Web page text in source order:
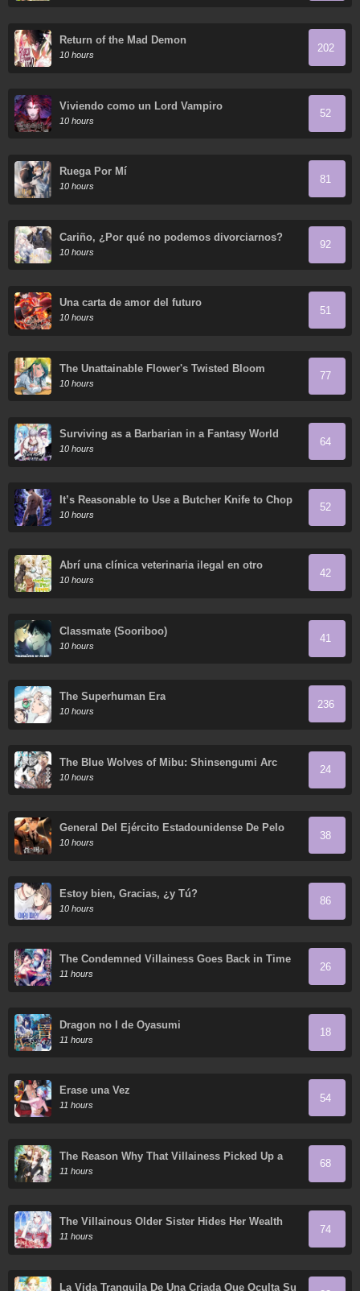
Return of the Mad Demon
10 hours
202
Viviendo como un Lord Vampiro
10 hours
52
Ruega Por Mí
10 hours
81
Cariño, ¿Por qué no podemos divorciarnos?
10 hours
92
Una carta de amor del futuro
10 hours
51
The Unattainable Flower's Twisted Bloom
10 hours
77
Surviving as a Barbarian in a Fantasy World
10 hours
64
It’s Reasonable to Use a Butcher Knife to Chop
Down Everything in the World, Right?
10 hours
52
Abrí una clínica veterinaria ilegal en otro
mundo
10 hours
42
Classmate (Sooriboo)
10 hours
41
The Superhuman Era
10 hours
236
The Blue Wolves of Mibu: Shinsengumi Arc
10 hours
24
General Del Ejército Estadounidense De Pelo
Negro
10 hours
38
Estoy bien, Gracias, ¿y Tú?
10 hours
86
The Condemned Villainess Goes Back in Time
and Aims to Become the Ultimate Villain
11 hours
26
Dragon no I de Oyasumi
11 hours
18
Érase una Vez
11 hours
54
The Reason Why That Villainess Picked Up a
Sword
11 hours
68
The Villainous Older Sister Hides Her Wealth
11 hours
74
La Vida Tranquila De Una Criada Que Oculta Su